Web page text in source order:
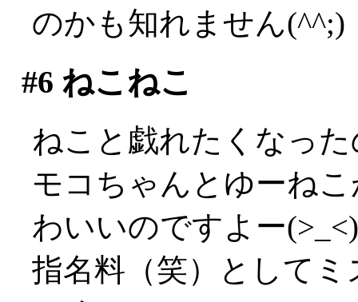
のかも知れません(^^;)
#6 ねこねこ
ねこと戯れたくなっ
モコちゃんとゆーね
わいいのですよー(>_<)
指名料（笑）として